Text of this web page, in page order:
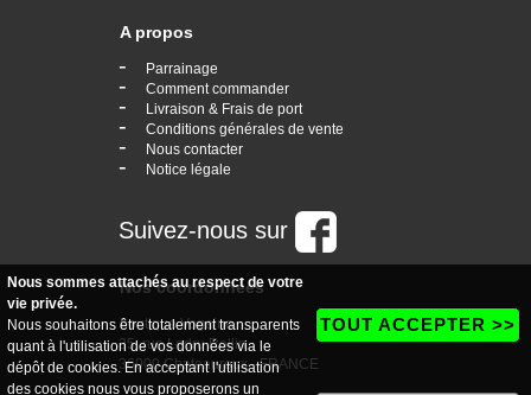
A propos
- Parrainage
- Comment commander
- Livraison & Frais de port
- Conditions générales de vente
- Nous contacter
- Notice légale
Suivez-nous sur
Nos coordonnées
boutique Vogaine
35, rue Ledru Rollin
36000 Chateauroux - FRANCE
Nous sommes attachés au respect de votre
vie privée.
Nous souhaitons être totalement transparents
quant à l'utilisation de vos données via le
dépôt de cookies. En acceptant l'utilisation
des cookies nous vous proposerons un
TOUT ACCEPTER >>